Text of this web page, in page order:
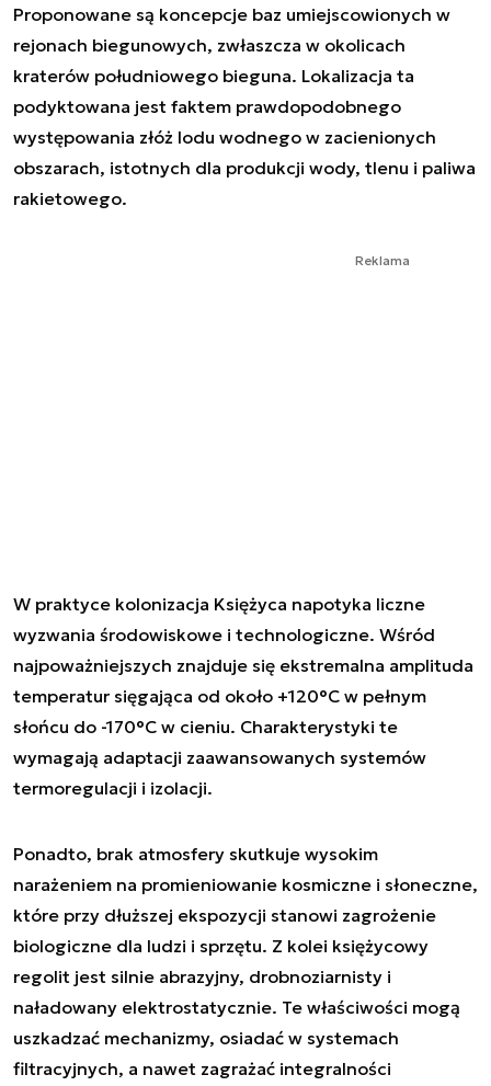
Proponowane są koncepcje baz umiejscowionych w
rejonach biegunowych, zwłaszcza w okolicach
kraterów południowego bieguna. Lokalizacja ta
podyktowana jest faktem prawdopodobnego
występowania złóż lodu wodnego w zacienionych
obszarach, istotnych dla produkcji wody, tlenu i paliwa
rakietowego.
Reklama
W praktyce kolonizacja Księżyca napotyka liczne
wyzwania środowiskowe i technologiczne. Wśród
najpoważniejszych znajduje się ekstremalna amplituda
temperatur sięgająca od około +120°C w pełnym
słońcu do -170°C w cieniu. Charakterystyki te
wymagają adaptacji zaawansowanych systemów
termoregulacji i izolacji.
Ponadto, brak atmosfery skutkuje wysokim
narażeniem na promieniowanie kosmiczne i słoneczne,
które przy dłuższej ekspozycji stanowi zagrożenie
biologiczne dla ludzi i sprzętu. Z kolei księżycowy
regolit jest silnie abrazyjny, drobnoziarnisty i
naładowany elektrostatycznie. Te właściwości mogą
uszkadzać mechanizmy, osiadać w systemach
filtracyjnych, a nawet zagrażać integralności